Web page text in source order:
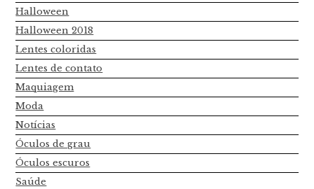
Halloween
Halloween 2018
Lentes coloridas
Lentes de contato
Maquiagem
Moda
Notícias
Óculos de grau
Óculos escuros
Saúde